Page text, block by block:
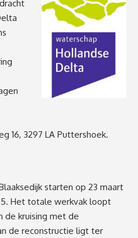
16, 3297 LA Puttershoek.
starten op 23 maart
Het totale werkvak loopt
de kruising met de
de reconstructie ligt ter